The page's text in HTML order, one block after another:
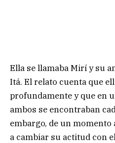
Ella se llamaba Mirí y su
Itá. El relato cuenta que
profundamente y que en
ambos se encontraban
embargo, de un momento
a cambiar su actitud con